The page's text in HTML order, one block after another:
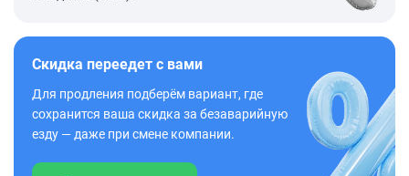
Скидка переедет с вами
Для продления подберём вариант, где
сохранится ваша скидка за безаварийную
езду — даже при смене компании.